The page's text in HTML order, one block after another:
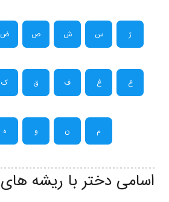
ژ س ش ص ض
ع غ ف ق ک
م ن و ه
اسامی دختر با ریشه های